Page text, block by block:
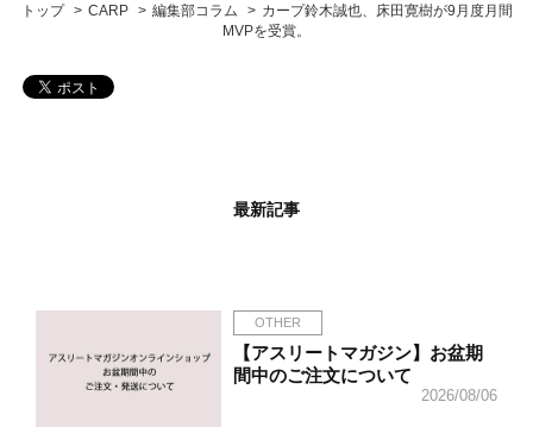
トップ CARP 編集部コラム
カープ鈴木誠也、床田寛樹が9月度月間
MVPを受賞。
最新記事
OTHER
【アスリートマガジン】お盆期
間中のご注文について
2026/08/06